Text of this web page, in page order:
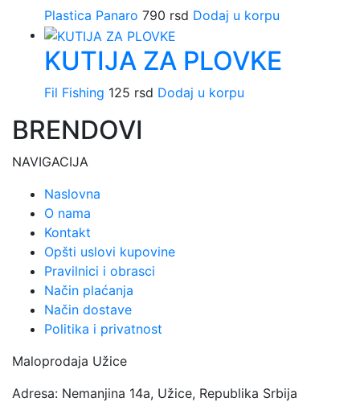
Plastica Panaro 790 rsd Dodaj u korpu
KUTIJA ZA PLOVKE
Fil Fishing 125 rsd Dodaj u korpu
BRENDOVI
NAVIGACIJA
Naslovna
O nama
Kontakt
Opšti uslovi kupovine
Pravilnici i obrasci
Način plaćanja
Način dostave
Politika i privatnost
Maloprodaja Užice
Adresa: Nemanjina 14a, Užice, Republika Srbija